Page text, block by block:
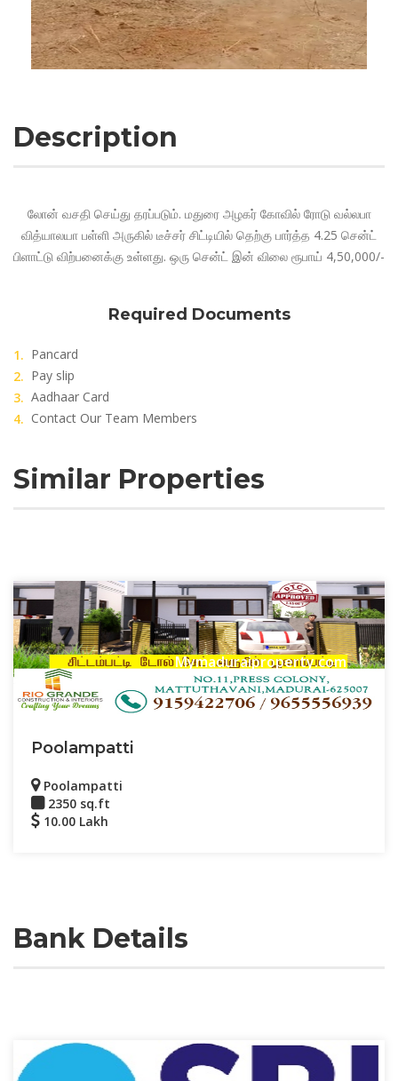
Description
லோன் வசதி செய்து தரப்படும். மதுரை அழகர் கோவில் ரோடு வல்லபா
வித்யாலயா பள்ளி அருகில் டீச்சர் சிட்டியில் தெற்கு பார்த்த 4.25 சென்ட்
பிளாட்டு விற்பனைக்கு உள்ளது. ஒரு சென்ட் இன் விலை ரூபாய் 4,50,000/-
Required Documents
Pancard
Pay slip
Aadhaar Card
Contact Our Team Members
Similar Properties
Mymaduraiproperty.com
Poolampatti
Poolampatti
2350 sq.ft
10.00 Lakh
Bank Details